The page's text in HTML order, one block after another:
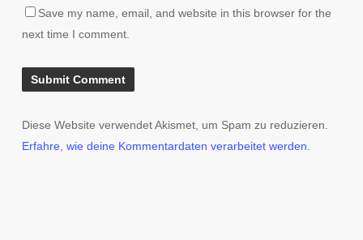
Save my name, email, and website in this browser for the
next time I comment.
Diese Website verwendet Akismet, um Spam zu reduzieren.
Erfahre, wie deine Kommentardaten verarbeitet werden.